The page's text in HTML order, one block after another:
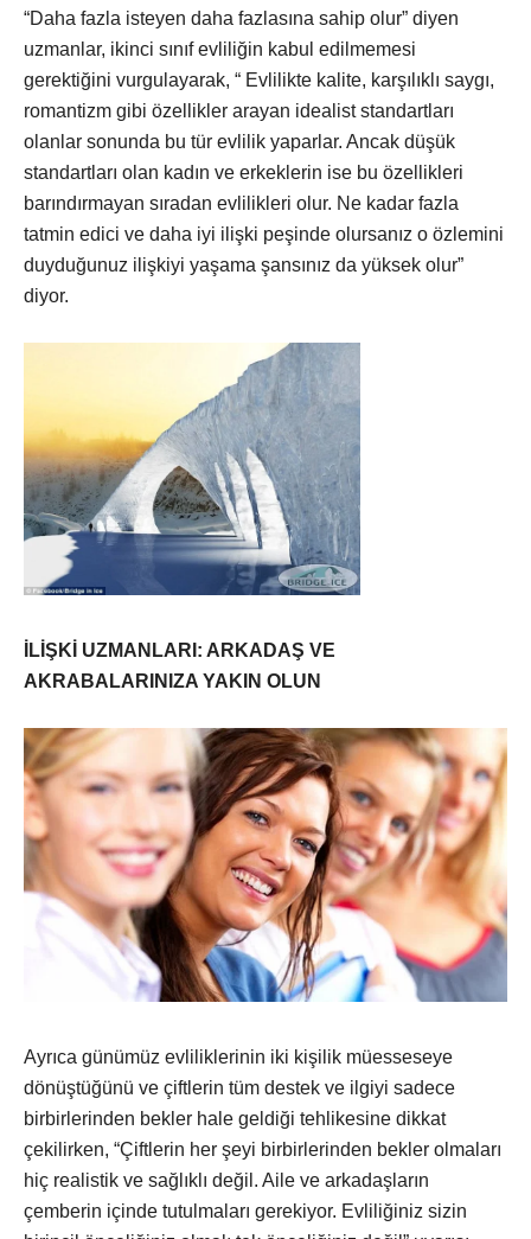
“Daha fazla isteyen daha fazlasına sahip olur” diyen
uzmanlar, ikinci sınıf evliliğin kabul edilmemesi
gerektiğini vurgulayarak, “ Evlilikte kalite, karşılıklı saygı,
romantizm gibi özellikler arayan idealist standartları
olanlar sonunda bu tür evlilik yaparlar. Ancak düşük
standartları olan kadın ve erkeklerin ise bu özellikleri
barındırmayan sıradan evlilikleri olur. Ne kadar fazla
tatmin edici ve daha iyi ilişki peşinde olursanız o özlemini
duyduğunuz ilişkiyi yaşama şansınız da yüksek olur”
diyor.
İLİŞKİ UZMANLARI: ARKADAŞ VE
AKRABALARINIZA YAKIN OLUN
Ayrıca günümüz evliliklerinin iki kişilik müesseseye
dönüştüğünü ve çiftlerin tüm destek ve ilgiyi sadece
birbirlerinden bekler hale geldiği tehlikesine dikkat
çekilirken, “Çiftlerin her şeyi birbirlerinden bekler olmaları
hiç realistik ve sağlıklı değil. Aile ve arkadaşların
çemberin içinde tutulmaları gerekiyor. Evliliğiniz sizin